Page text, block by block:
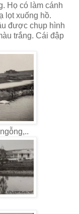
Họ có làm cánh
lọt xuống hồ.
được chụp hình
trắng. Cái đập